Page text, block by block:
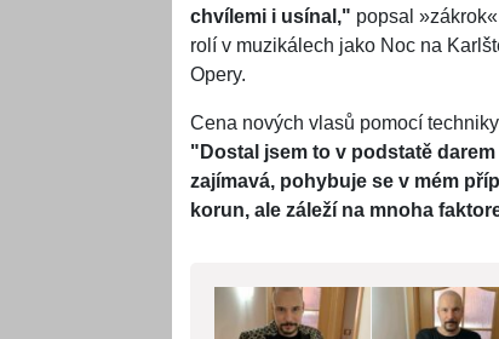
chvílemi i usínal," popsal
rolí v muzikálech jako Noc na
Opery.
Cena nových vlasů pomocí
"Dostal jsem to v podstatě
zajímavá, pohybuje se v mém
korun, ale záleží na mnoha